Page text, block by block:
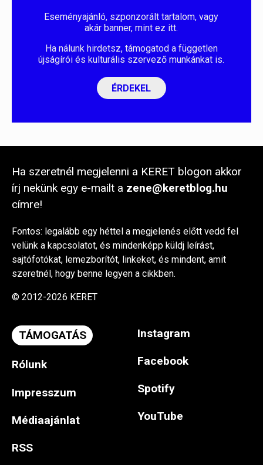
Eseményajánló, szponzorált tartalom, vagy
akár banner, mint ez itt.
Ha nálunk hirdetsz, támogatod a független
újságírói és kulturális szervező munkánkat is.
ÉRDEKEL
Ha szeretnél megjelenni a KERET blogon akkor
írj nekünk egy e-mailt a zene@keretblog.hu
címre!
Fontos: legalább egy héttel a megjelenés előtt vedd fel
velünk a kapcsolatot, és mindenképp küldj leírást,
sajtófotókat, lemezborítót, linkeket, és mindent, amit
szeretnél, hogy benne legyen a cikkben.
© 2012-2026 KERET
TÁMOGATÁS
Rólunk
Impresszum
Médiaajánlat
RSS
Instagram
Facebook
Spotify
YouTube